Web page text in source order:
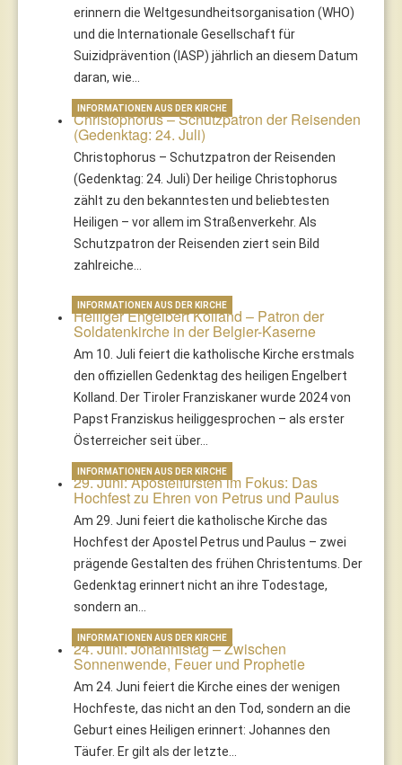
erinnern die Weltgesundheitsorganisation (WHO)
und die Internationale Gesellschaft für
Suizidprävention (IASP) jährlich an diesem Datum
daran, wie…
Christophorus – Schutzpatron der Reisenden
(Gedenktag: 24. Juli)
Christophorus – Schutzpatron der Reisenden
(Gedenktag: 24. Juli) Der heilige Christophorus
zählt zu den bekanntesten und beliebtesten
Heiligen – vor allem im Straßenverkehr. Als
Schutzpatron der Reisenden ziert sein Bild
zahlreiche…
INFORMATIONEN AUS DER KIRCHE
Heiliger Engelbert Kolland – Patron der
Soldatenkirche in der Belgier-Kaserne
Am 10. Juli feiert die katholische Kirche erstmals
den offiziellen Gedenktag des heiligen Engelbert
Kolland. Der Tiroler Franziskaner wurde 2024 von
Papst Franziskus heiliggesprochen – als erster
Österreicher seit über…
INFORMATIONEN AUS DER KIRCHE
29. Juni: Apostelfürsten im Fokus: Das
Hochfest zu Ehren von Petrus und Paulus
Am 29. Juni feiert die katholische Kirche das
Hochfest der Apostel Petrus und Paulus – zwei
prägende Gestalten des frühen Christentums. Der
Gedenktag erinnert nicht an ihre Todestage,
sondern an…
INFORMATIONEN AUS DER KIRCHE
24. Juni: Johannistag – Zwischen
Sonnenwende, Feuer und Prophetie
Am 24. Juni feiert die Kirche eines der wenigen
Hochfeste, das nicht an den Tod, sondern an die
Geburt eines Heiligen erinnert: Johannes den
Täufer. Er gilt als der letzte…
INFORMATIONEN AUS DER KIRCHE